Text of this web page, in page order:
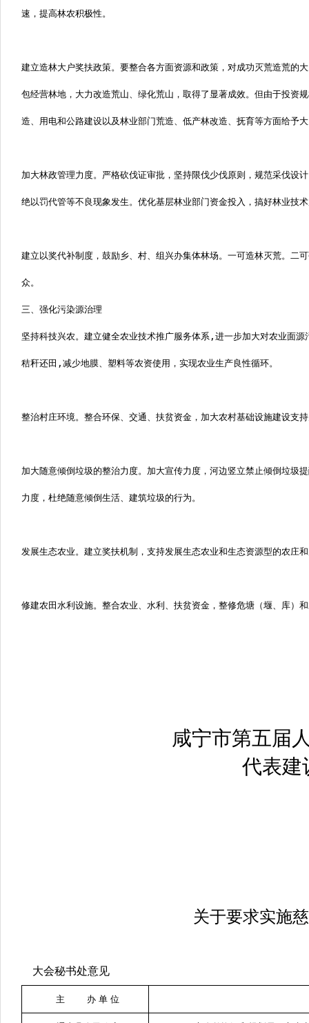
速，提高林农积极性。
建立造林大户奖扶政策。要整合各方面资源和政策，对成功灭荒造荒的
包经营林地，大力改造荒山、绿化荒山，取得了显著成效。但由于投资
造、用电和公路建设以及林业部门荒造、低产林改造、抚育等方面给予
加大林政管理力度。严格砍伐证审批，坚持限伐少伐原则，规范采伐设
绝以罚代管等不良现象发生。优化基层林业部门资金投入，搞好林业技
建立以奖代补制度，鼓励乡、村、组兴办集体林场。一可造林灭荒。二
众。
三、强化污染源治理
坚持科技兴农。建立健全农业技术推广服务体系 , 进一步加大对农业面源
秸秆还田 , 减少地膜、塑料等农资使用，实现农业生产良性循环。
整治村庄环境。整合环保、交通、扶贫资金，加大农村基础设施建设支
加大随意倾倒垃圾的整治力度。加大宣传力度，河边竖立禁止倾倒垃圾
力度，杜绝随意倾倒生活、建筑垃圾的行为。
发展生态农业。建立奖扶机制，支持发展生态农业和生态资源型的农庄
修建农田水利设施。整合农业、水利、扶贫资金，整修危塘（堰、库）
咸宁市第五届
代表建
关于要求实施
大会秘书处意见
主 办 单 位